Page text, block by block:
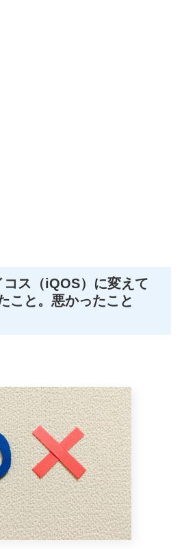
ス（iQOS）に変えて
こと。悪かったこと